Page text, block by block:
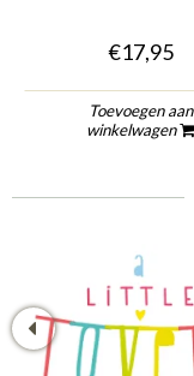
€17,95
Toevoegen aan
winkelwagen